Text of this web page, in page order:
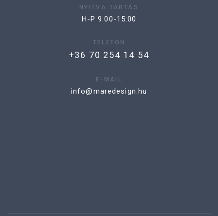
NYITVA TARTÁS
H-P 9:00-15:00
TELEFON
+36 70 254 14 54
E-MAIL
info@maredesign.hu